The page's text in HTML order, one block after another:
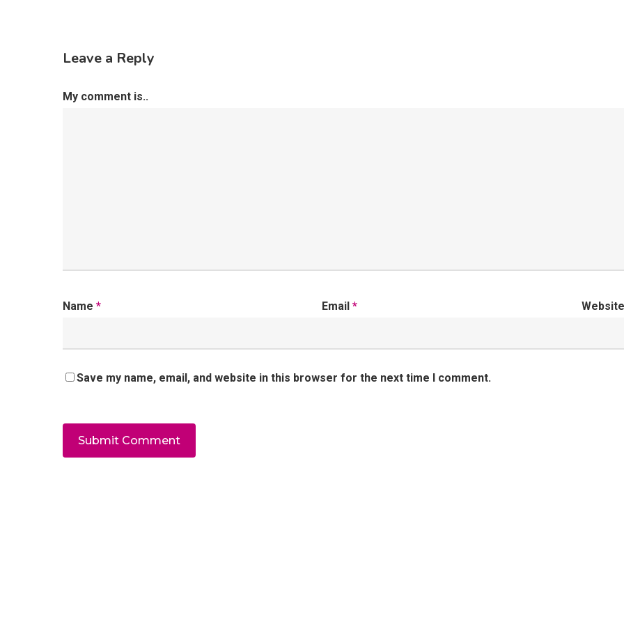
Leave a Reply
My comment is..
Name * Email* Website
Save my name, email, and website in this browser for the next time I comment.